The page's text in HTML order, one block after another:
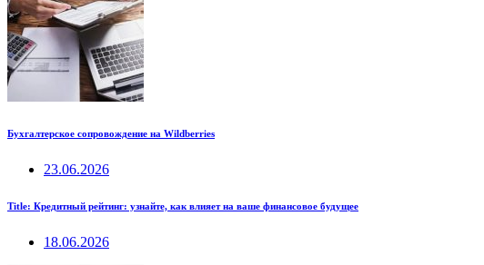
Бухгалтерское сопровождение на Wildberries
23.06.2026
Title: Кредитный рейтинг: узнайте, как влияет на ваше финансовое будущее
18.06.2026